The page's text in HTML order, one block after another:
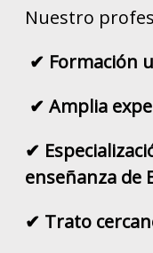
Nuestro
✔ Formación
✔ Amplia
✔
enseñanza de
✔ Trato